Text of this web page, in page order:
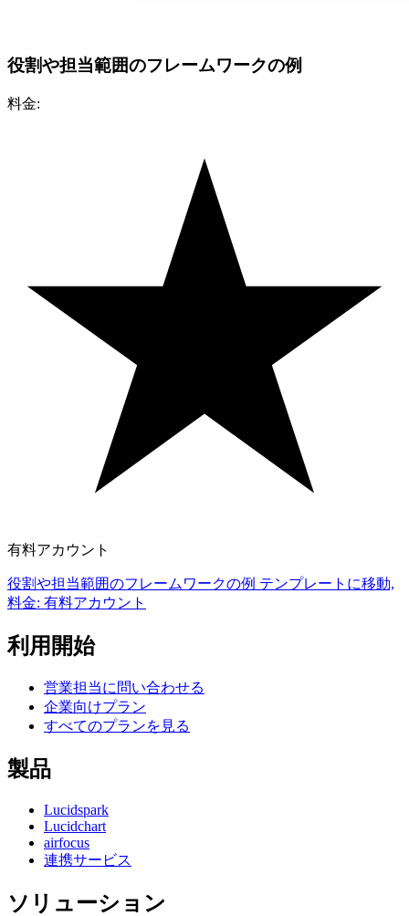
役割や担当範囲のフレームワークの例
料金:
有料アカウント
役割や担当範囲のフレームワークの例 テンプレートに移動,
料金: 有料アカウント
利用開始
営業担当に問い合わせる
企業向けプラン
すべてのプランを見る
製品
Lucidspark
Lucidchart
airfocus
連携サービス
ソリューション